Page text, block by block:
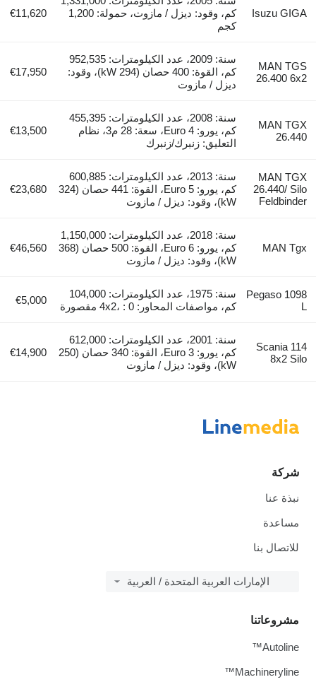
Isuzu GIGA
كم، وقود: ديزل / مازوت، حمولة: 1,200
كجم
€11,620
MAN TGS
26.400 6x2
سنة: 2009، عدد الكيلومترات: 952,535
كم، القوة: 400 حصان (294 kW)، وقود:
ديزل / مازوت
€17,950
MAN TGX
26.440
سنة: 2008، عدد الكيلومترات: 455,395
كم، يورو: Euro 4، سعة: 28 م3، نظام
التعليق: زنبرك/زنبرك
€13,500
MAN TGX
26.440/ Silo
Feldbinder
سنة: 2013، عدد الكيلومترات: 600,885
كم، يورو: Euro 5، القوة: 441 حصان (324
kW)، وقود: ديزل / مازوت
€23,680
MAN Tgx
سنة: 2018، عدد الكيلومترات: 1,150,000
كم، يورو: Euro 6، القوة: 500 حصان (368
kW)، وقود: ديزل / مازوت
€46,560
Pegaso 1098
L
سنة: 1975، عدد الكيلومترات: 104,000
كم، مواصفات المحاور: 4x2، : 0 مقصورة
€5,000
Scania 114
8x2 Silo
سنة: 2001، عدد الكيلومترات: 612,000
كم، يورو: Euro 3، القوة: 340 حصان (250
kW)، وقود: ديزل / مازوت
€14,900
شركة
نبذة عنا
مساعدة
للاتصال بنا
الإمارات العربية المتحدة / العربية
مشروعاتنا
Autoline™
Machineryline™